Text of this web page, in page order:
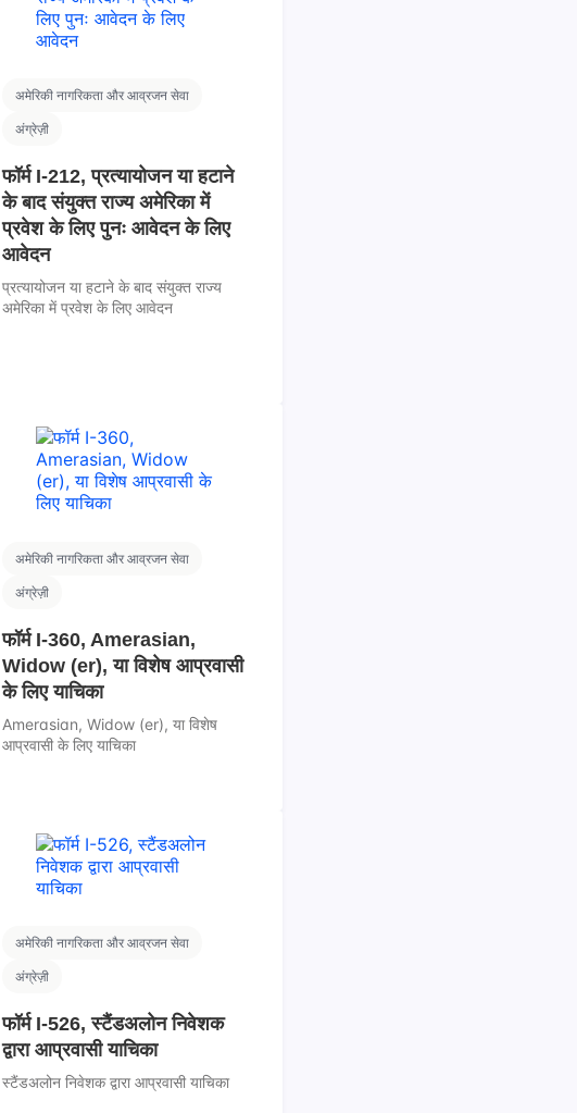
अमेरिकी नागरिकता और आव्रजन सेवा
अंग्रेज़ी
फॉर्म I-212, प्रत्यायोजन या हटाने
के बाद संयुक्त राज्य अमेरिका में
प्रवेश के लिए पुनः आवेदन के लिए
आवेदन
प्रत्यायोजन या हटाने के बाद संयुक्त राज्य
अमेरिका में प्रवेश के लिए आवेदन
अमेरिकी नागरिकता और आव्रजन सेवा
अंग्रेज़ी
फॉर्म I-360, Amerasian,
Widow (er), या विशेष आप्रवासी
के लिए याचिका
Amerasian, Widow (er), या विशेष
आप्रवासी के लिए याचिका
अमेरिकी नागरिकता और आव्रजन सेवा
अंग्रेज़ी
फॉर्म I-526, स्टैंडअलोन निवेशक
द्वारा आप्रवासी याचिका
स्टैंडअलोन निवेशक द्वारा आप्रवासी याचिका